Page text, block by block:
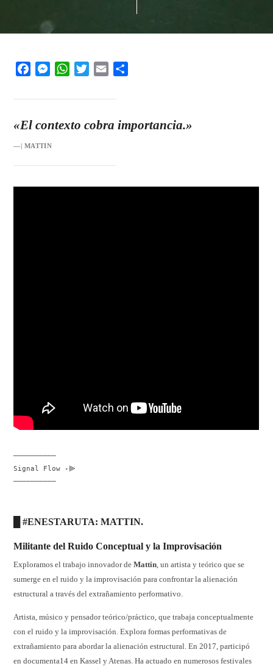
FacebookMessengerWhatsAppTwitterEmail
«El contexto cobra importancia.»
—| MATTIN
──────────
Signal Flow ꞊⫸
──────────
█ #ENESTARUTA: MATTIN.
Militante del Ruido Conceptual y la Improvisación
Exploramos el trabajo innovador deMattin , un artista y teórico que se
sumerge en el ruido y la improvisación para confrontar la alienación
estructural a través del extrañamiento performativo.
Artista, músico y pensador teórico/práctico, que trabaja conceptualmente
con el ruido y la improvisación. Explora formas performativas de
extrañamiento para abordar la alienación estructural. En 2017, participó
en documenta14 en Kassel y Atenas. Ha actuado en numerosos festivales